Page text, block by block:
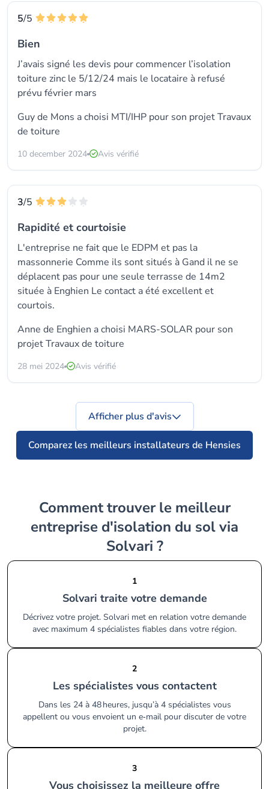
5/5
Bien
J’avais signé les devis pour commencer l’isolation
toiture zinc le 5/12/24 mais le locataire à refusé
prévu février mars
Guy de Mons a choisi MTI/IHP pour son projet Travaux
de toiture
10 december 2024 Avis vérifié
3/5
Rapidité et courtoisie
L'entreprise ne fait que le EDPM et pas la
massonnerie Comme ils sont situés à Gand il ne se
déplacent pas pour une seule terrasse de 14m2
située à Enghien Le contact a été excellent et
courtois.
Anne de Enghien a choisi MARS-SOLAR pour son
projet Travaux de toiture
28 mei 2024 Avis vérifié
Comparez les meilleurs installateurs de Hensies
Afficher plus d'avis
Comment trouver le meilleur
entreprise d'isolation du sol via
Solvari ?
1
Solvari traite votre demande
Décrivez votre projet. Solvari met en relation votre demande
avec maximum 4 spécialistes fiables dans votre région.
2
Les spécialistes vous contactent
Dans les 24 à 48 heures, jusqu’à 4 spécialistes vous
appellent ou vous envoient un e‑mail pour discuter de votre
projet.
3
Vous choisissez la meilleure offre